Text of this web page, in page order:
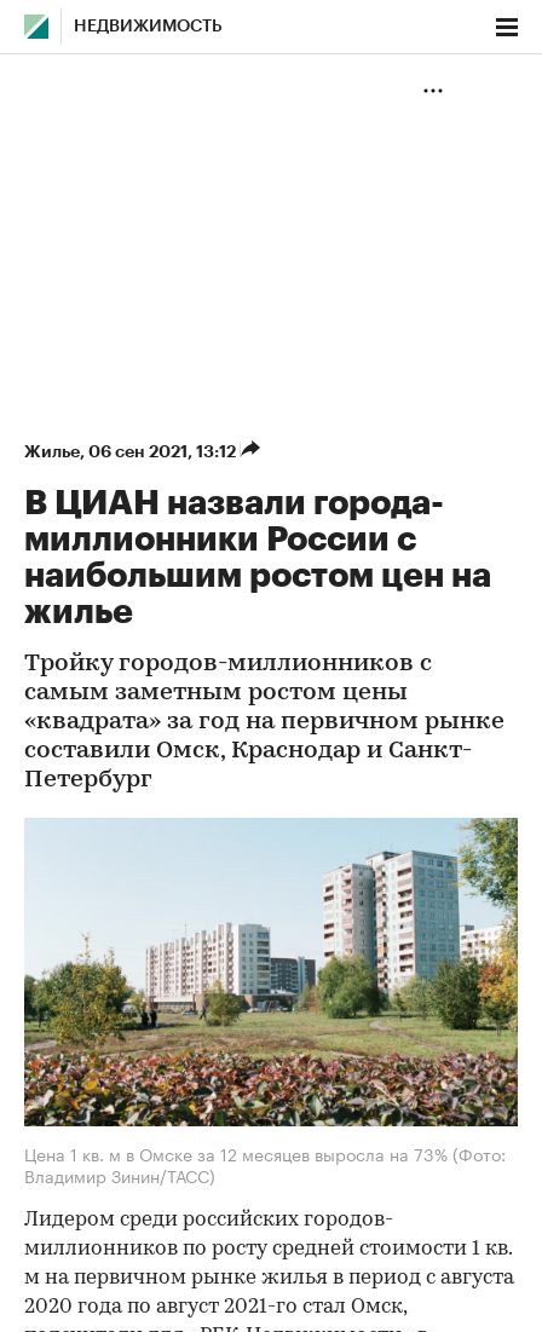
НЕДВИЖИМОСТЬ
Жилье⁠, 06 сен 2021, 13:12
В ЦИАН назвали города-
миллионники России с
наибольшим ростом цен на
жилье
Тройку городов-миллионников с
самым заметным ростом цены
«квадрата» за год на первичном рынке
составили Омск, Краснодар и Санкт-
Петербург
Цена 1 кв. м в Омске за 12 месяцев выросла на 73% (Фото:
Владимир Зинин/ТАСС)
Лидером среди российских городов-
миллионников по росту средней стоимости 1 кв.
м на первичном рынке жилья в период с августа
2020 года по август 2021-го стал Омск,